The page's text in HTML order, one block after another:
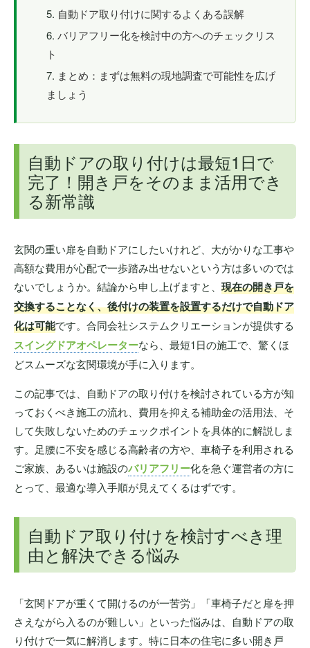
自動ドア取り付けに関するよくある誤解
バリアフリー化を検討中の方へのチェックリス
ト
まとめ：まずは無料の現地調査で可能性を広げ
ましょう
自動ドアの取り付けは最短1日で
完了！開き戸をそのまま活用でき
る新常識
玄関の重い扉を自動ドアにしたいけれど、大がかりな工事や
高額な費用が心配で一歩踏み出せないという方は多いのでは
ないでしょうか。結論から申し上げますと、 現在の開き戸を
交換することなく、後付けの装置を設置するだけで自動ドア
化は可能です。合同会社システムクリエーションが提供する
スイングドアオペレーターなら、最短1日の施工で、驚くほ
どスムーズな玄関環境が手に入ります。
この記事では、自動ドアの取り付けを検討されている方が知
っておくべき施工の流れ、費用を抑える補助金の活用法、そ
して失敗しないためのチェックポイントを具体的に解説しま
す。足腰に不安を感じる高齢者の方や、車椅子を利用される
ご家族、あるいは施設のバリアフリー化を急ぐ運営者の方に
とって、最適な導入手順が見えてくるはずです。
自動ドア取り付けを検討すべき理
由と解決できる悩み
「玄関ドアが重くて開けるのが一苦労」「車椅子だと扉を押
さえながら入るのが難しい」といった悩みは、自動ドアの取
り付けで一気に解消します。特に日本の住宅に多い開き戸